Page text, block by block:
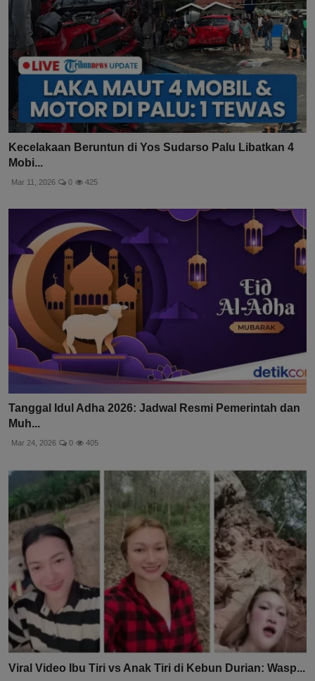
Kecelakaan Beruntun di Yos Sudarso Palu Libatkan 4
Mobi...
Mar 11, 2026 0 425
Tanggal Idul Adha 2026: Jadwal Resmi Pemerintah dan
Muh...
Mar 24, 2026 0 405
Viral Video Ibu Tiri vs Anak Tiri di Kebun Durian: Wasp...